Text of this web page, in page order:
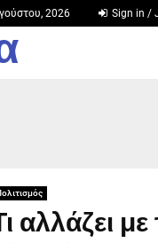
2026 Sign in /
αλλάζει